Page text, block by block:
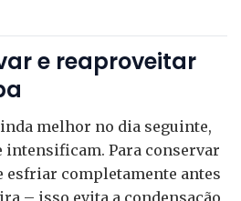
e reaproveitar
melhor no dia seguinte,
intensificam. Para conservar
esfriar completamente antes
– isso evita a condensação